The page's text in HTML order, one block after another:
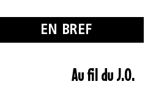
EN BREF
Au fil du J.O.